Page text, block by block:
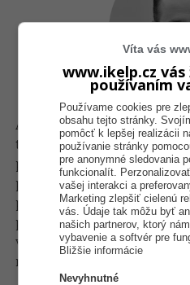
Ak naši zákazníci a
tak je to práve on. Vždy
predáva len ak je
prínosom. To vysvetľuje,
predaja. Náš tím obohacuje
porozumieť potrebám
venuje športu, zdravému
rozvoju.
Víta vás
www.ikelp.cz vás
používaním
Používame cookies pre
obsahu tejto stránky.
pomôcť k lepšej realizácii
používanie stránky
pre anonymné sledovania
funkcionalít.
vašej interakci a
Marketing zlepšiť cielenú
vás. Údaje tak môžu byť
našich partnerov, ktorý
vybavenie a softvér pre
Bližšie informácie
Nevyhnutné